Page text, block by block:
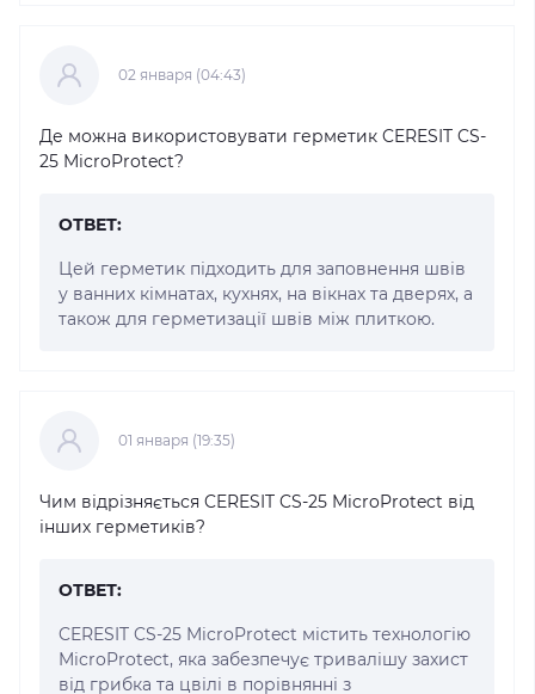
02 января (04:43)
Де можна використовувати герметик CERESIT CS-
25 MicroProtect?
ОТВЕТ:
Цей герметик підходить для заповнення швів
у ванних кімнатах, кухнях, на вікнах та дверях, а
також для герметизації швів між плиткою.
01 января (19:35)
Чим відрізняється CERESIT CS-25 MicroProtect від
інших герметиків?
ОТВЕТ:
CERESIT CS-25 MicroProtect містить технологію
MicroProtect, яка забезпечує тривалішу захист
від грибка та цвілі в порівнянні з